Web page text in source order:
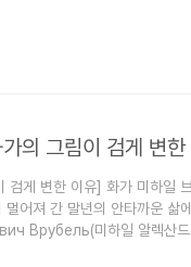
의 그림이 검게 변한
검게 변한 이유]​ 화가 미하일
어져 간 말년의 안타까운 삶
Врубель(미하일 알렉산드